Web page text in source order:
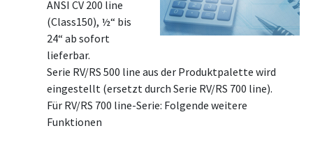
ANSI CV 200 line
(Class150), ½“ bis
24“ ab sofort
lieferbar.
Serie RV/RS 500 line aus der Produktpalette wird
eingestellt (ersetzt durch Serie RV/RS 700 line).
Für RV/RS 700 line-Serie: Folgende weitere
Funktionen